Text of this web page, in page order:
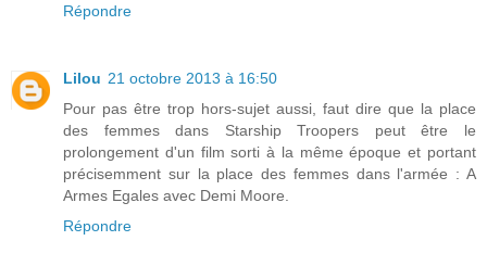
Répondre
Lilou 21 octobre 2013 à 16:50
Pour pas être trop hors-sujet aussi, faut dire que la place
des femmes dans Starship Troopers peut être le
prolongement d'un film sorti à la même époque et portant
précisemment sur la place des femmes dans l'armée : A
Armes Egales avec Demi Moore.
Répondre